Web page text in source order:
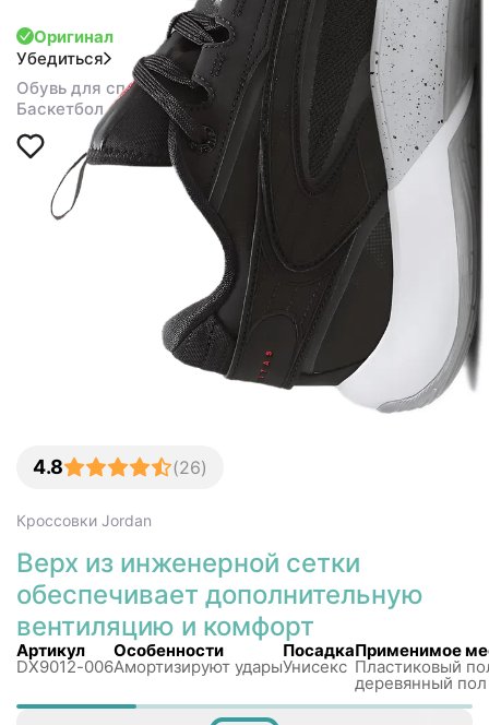
Оригинал
Убедиться
Обувь для спорта
Баскетбол
4.8 (26)
Кроссовки Jordan
Верх из инженерной сетки
обеспечивает дополнительную
вентиляцию и комфорт
Артикул
DX9012-006
Особенности
Амортизируют удары
Посадка
Унисекс
Применимое
Пластиковый
деревянный пол